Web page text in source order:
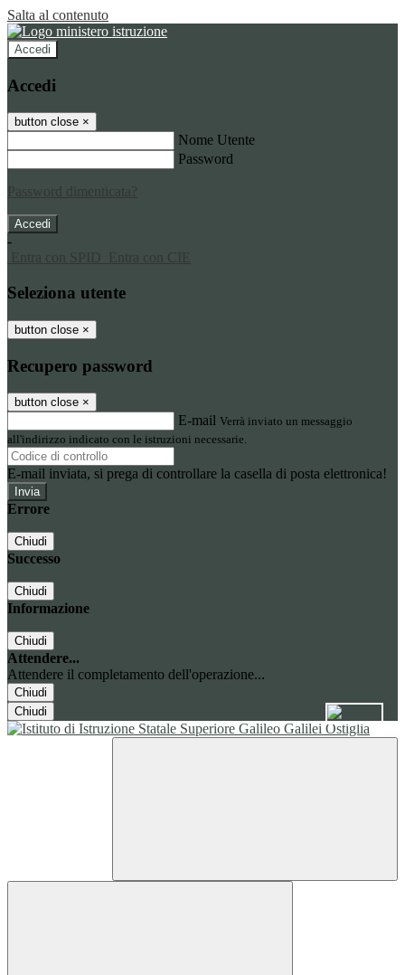
Salta al contenuto
Accedi
Accedi
button close ×
Nome Utente
Password
Password dimenticata?
-
Entra con SPID
Entra con CIE
Seleziona utente
button close ×
Recupero password
button close ×
E-mail Verrà inviato un messaggio
all'indirizzo indicato con le istruzioni necessarie.
E-mail inviata, si prega di controllare la casella di posta elettronica!
Errore
Chiudi
Successo
Chiudi
Informazione
Chiudi
Attendere...
Attendere il completamento dell'operazione...
Chiudi
Chiudi